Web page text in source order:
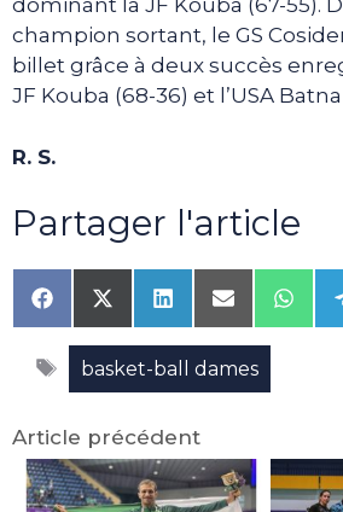
dominant la JF Kouba (67-55).
champion sortant, le GS
billet grâce à deux succès
JF Kouba (68-36) et l’USA
R. S.
Partager l'article
Share
on
Facebook
Share
on
X
(Twitter)
Share
on
LinkedIn
Share
on
Email
Share
on
Étiquettes
basket-ball dames
Article précédent